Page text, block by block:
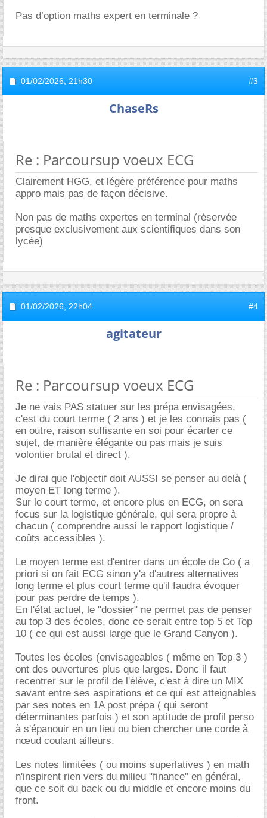
Pas d’option maths expert en terminale ?
01/02/2026, 21h30 #3
ChaseRs
Re : Parcoursup voeux ECG
Clairement HGG, et légère préférence pour maths
appro mais pas de façon décisive.
Non pas de maths expertes en terminal (réservée
presque exclusivement aux scientifiques dans son
lycée)
01/02/2026, 22h04 #4
agitateur
Re : Parcoursup voeux ECG
Je ne vais PAS statuer sur les prépa envisagées,
c'est du court terme ( 2 ans ) et je les connais pas (
en outre, raison suffisante en soi pour écarter ce
sujet, de manière élégante ou pas mais je suis
volontier brutal et direct ).
Je dirai que l'objectif doit AUSSI se penser au delà (
moyen ET long terme ).
Sur le court terme, et encore plus en ECG, on sera
focus sur la logistique générale, qui sera propre à
chacun ( comprendre aussi le rapport logistique /
coûts accessibles ).
Le moyen terme est d'entrer dans un école de Co ( a
priori si on fait ECG sinon y'a d'autres alternatives
long terme et plus court terme qu'il faudra évoquer
pour pas perdre de temps ).
En l'état actuel, le "dossier" ne permet pas de penser
au top 3 des écoles, donc ce serait entre top 5 et Top
10 ( ce qui est aussi large que le Grand Canyon ).
Toutes les écoles (envisageables ( même en Top 3 )
ont des ouvertures plus que larges. Donc il faut
recentrer sur le profil de l'élève, c'est à dire un MIX
savant entre ses aspirations et ce qui est atteignables
par ses notes en 1A post prépa ( qui seront
déterminantes parfois ) et son aptitude de profil perso
à s'épanouir en un lieu ou bien chercher une corde à
nœud coulant ailleurs.
Les notes limitées ( ou moins superlatives ) en math
n'inspirent rien vers du milieu "finance" en général,
que ce soit du back ou du middle et encore moins du
front.